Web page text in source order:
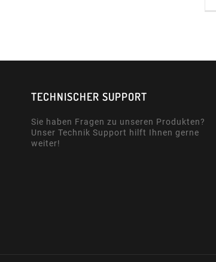
TECHNISCHER SUPPORT
Sie haben Fragen zu unseren Produkten?
Unser Technik Support hilft Ihnen gerne
weiter!